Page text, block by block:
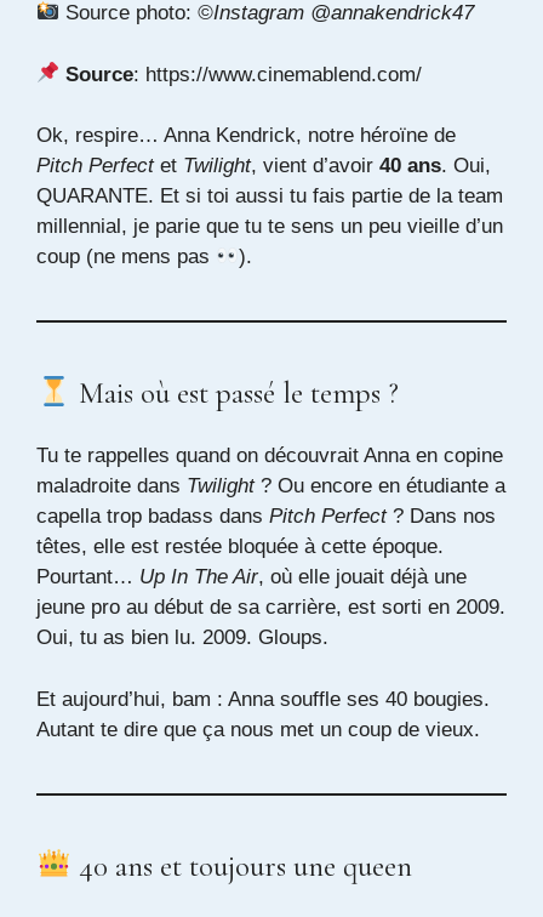
Source photo: ©Instagram @annakendrick47
Source: https://www.cinemablend.com/
Ok, respire… Anna Kendrick, notre héroïne de
Pitch Perfectet Twilight, vient d’avoir 40 ans. Oui,
QUARANTE. Et si toi aussi tu fais partie de la team
millennial, je parie que tu te sens un peu vieille d’un
coup (ne mens pas
).
Mais où est passé le temps ?
Tu te rappelles quand on découvrait Anna en copine
maladroite dans Twilight? Ou encore en étudiante a
capella trop badass dans Pitch Perfect? Dans nos
têtes, elle est restée bloquée à cette époque.
Pourtant… Up In The Air, où elle jouait déjà une
jeune pro au début de sa carrière, est sorti en 2009.
Oui, tu as bien lu. 2009. Gloups.
Et aujourd’hui, bam : Anna souffle ses 40 bougies.
Autant te dire que ça nous met un coup de vieux.
40 ans et toujours une queen